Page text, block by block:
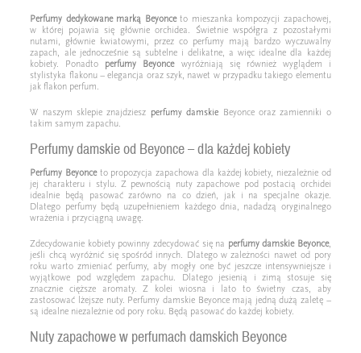
Perfumy dedykowane marką Beyonceto mieszanka kompozycji zapachowej,
w której pojawia się głównie orchidea. Świetnie współgra z pozostałymi
nutami, głównie kwiatowymi, przez co perfumy mają bardzo wyczuwalny
zapach, ale jednocześnie są subtelne i delikatne, a więc idealne dla każdej
kobiety. Ponadto perfumy Beyoncewyróżniają się również wyglądem i
stylistyka flakonu – elegancja oraz szyk, nawet w przypadku takiego elementu
jak flakon perfum.
W naszym sklepie znajdziesz perfumy damskie Beyonce oraz zamienniki o
takim samym zapachu.
Perfumy damskie od Beyonce – dla każdej kobiety
Perfumy Beyonceto propozycja zapachowa dla każdej kobiety, niezależnie od
jej charakteru i stylu. Z pewnością nuty zapachowe pod postacią orchidei
idealnie będą pasować zarówno na co dzień, jak i na specjalne okazje.
Dlatego perfumy będą uzupełnieniem każdego dnia, nadadzą oryginalnego
wrażenia i przyciągną uwagę.
Zdecydowanie kobiety powinny zdecydować się na perfumy damskie Beyonce,
jeśli chcą wyróżnić się spośród innych. Dlatego w zależności nawet od pory
roku warto zmieniać perfumy, aby mogły one być jeszcze intensywniejsze i
wyjątkowe pod względem zapachu. Dlatego jesienią i zimą stosuje się
znacznie cięższe aromaty. Z kolei wiosna i lato to świetny czas, aby
zastosować lżejsze nuty. Perfumy damskie Beyonce mają jedną dużą zaletę –
są idealne niezależnie od pory roku. Będą pasować do każdej kobiety.
Nuty zapachowe w perfumach damskich Beyonce